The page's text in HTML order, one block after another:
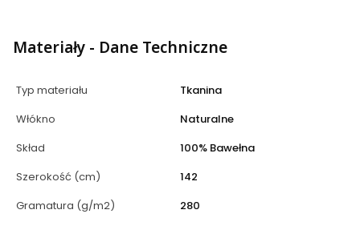
Materiały - Dane Techniczne
Typ materiału
Tkanina
Włókno
Naturalne
Skład
100% Bawełna
Szerokość (cm)
142
Gramatura (g/m2)
280